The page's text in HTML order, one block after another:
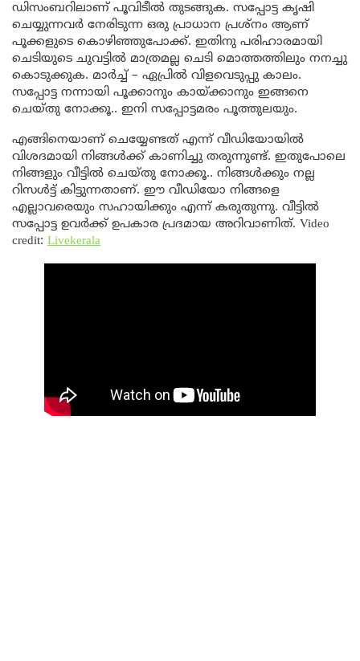
ഡിസംബറിലാണ് പൂവിടീൽ തുടങ്ങുക. സപ്പോട്ട കൃഷി
ചെയ്യുന്നവർ നേരിടുന്ന ഒരു പ്രാധാന പ്രശ്നം ആണ്
പൂക്കളുടെ കൊഴിഞ്ഞുപോക്ക്. ഇതിനു പരിഹാരമായി
ചെടിയുടെ ചുവട്ടിൽ മാത്രമല്ല ചെടി മൊത്തത്തിലും നനച്ചു
കൊടുക്കുക. മാർച്ച് – ഏപ്രിൽ വിളവെടുപ്പു കാലം.
സപ്പോട്ട നന്നായി പൂക്കാനും കായ്ക്കാനും ഇങ്ങനെ
ചെയ്തു നോക്കൂ.. ഇനി സപ്പോട്ടമരം പൂത്തുലയും.
എങ്ങിനെയാണ് ചെയ്യേണ്ടത് എന്ന് വീഡിയോയില്‍
വിശദമായി നിങ്ങൾക്ക് കാണിച്ചു തരുന്നുണ്ട്. ഇതുപോലെ
നിങ്ങളും വീട്ടിൽ ചെയ്തു നോക്കൂ.. നിങ്ങൾക്കും നല്ല
റിസൾട്ട് കിട്ടുന്നതാണ്. ഈ വീഡിയോ നിങ്ങളെ
എല്ലാവരെയും സഹായിക്കും എന്ന് കരുതുന്നു. വീട്ടിൽ
സപ്പോട്ട ഉവർക്ക് ഉപകാര പ്രദമായ അറിവാണിത്. Video
credit: Livekerala